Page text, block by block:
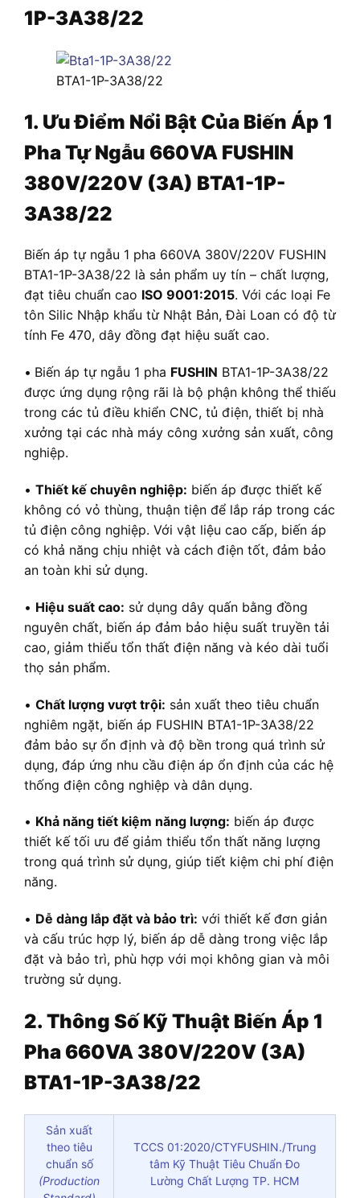
1P-3A38/22
BTA1-1P-3A38/22
1. Ưu Điểm Nổi Bật Của Biến Áp 1
Pha Tự Ngẫu 660VA FUSHIN
380V/220V (3A) BTA1-1P-
3A38/22
Biến áp tự ngẫu 1 pha 660VA 380V/220V FUSHIN
BTA1-1P-3A38/22 là sản phẩm uy tín – chất lượng,
đạt tiêu chuẩn cao ISO 9001:2015. Với các loại Fe
tôn Silic Nhập khẩu từ Nhật Bản, Đài Loan có độ từ
tính Fe 470, dây đồng đạt hiệu suất cao.
• Biến áp tự ngẫu 1 pha FUSHIN BTA1-1P-3A38/22
được ứng dụng rộng rãi là bộ phận không thể thiếu
trong các tủ điều khiển CNC, tủ điện, thiết bị nhà
xưởng tại các nhà máy công xưởng sản xuất, công
nghiệp.
• Thiết kế chuyên nghiệp: biến áp được thiết kế
không có vỏ thùng, thuận tiện để lắp ráp trong các
tủ điện công nghiệp. Với vật liệu cao cấp, biến áp
có khả năng chịu nhiệt và cách điện tốt, đảm bảo
an toàn khi sử dụng.
• Hiệu suất cao: sử dụng dây quấn bằng đồng
nguyên chất, biến áp đảm bảo hiệu suất truyền tải
cao, giảm thiểu tổn thất điện năng và kéo dài tuổi
thọ sản phẩm.
• Chất lượng vượt trội: sản xuất theo tiêu chuẩn
nghiêm ngặt, biến áp FUSHIN BTA1-1P-3A38/22
đảm bảo sự ổn định và độ bền trong quá trình sử
dụng, đáp ứng nhu cầu điện áp ổn định của các hệ
thống điện công nghiệp và dân dụng.
• Khả năng tiết kiệm năng lượng: biến áp được
thiết kế tối ưu để giảm thiểu tổn thất năng lượng
trong quá trình sử dụng, giúp tiết kiệm chi phí điện
năng.
• Dễ dàng lắp đặt và bảo trì: với thiết kế đơn giản
và cấu trúc hợp lý, biến áp dễ dàng trong việc lắp
đặt và bảo trì, phù hợp với mọi không gian và môi
trường sử dụng.
2. Thông Số Kỹ Thuật Biến Áp 1
Pha 660VA 380V/220V (3A)
BTA1-1P-3A38/22
Sản xuất
theo tiêu
chuẩn số
(Production
TCCS 01:2020/CTYFUSHIN./Trung
tâm Kỹ Thuật Tiêu Chuẩn Đo
Lường Chất Lượng TP. HCM